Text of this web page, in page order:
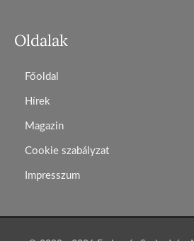
Oldalak
Főoldal
Hírek
Magazin
Cookie szabályzat
Impresszum